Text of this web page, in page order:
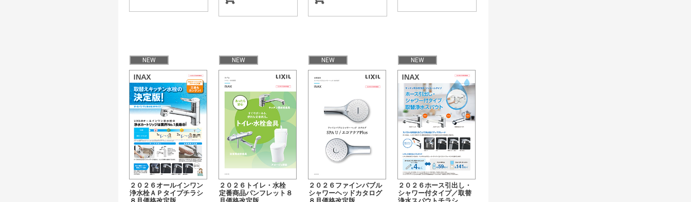
NEW
２０２６オールインワン
浄水栓ＡＰタイプチラシ
NEW
２０２６トイレ・水栓
定番商品パンフレット８
NEW
２０２６ファインバブル
シャワーヘッドカタログ
NEW
２０２６ホース引出し・
シャワー付タイプ／取替